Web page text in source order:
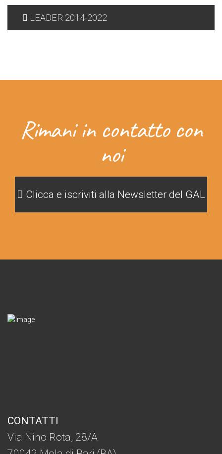
LEADER 2014-2022
Rimani in contatto con
noi
Clicca e iscriviti alla Newsletter del GAL
CONTATTI
Via Nino Rota, 28/A